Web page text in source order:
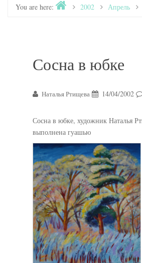
You are here: Home2002 Апрель
Сосна в юбке
Наталья Ртищева 14/04/2002
Сосна в юбке, художник Наталья
выполнена гуашью